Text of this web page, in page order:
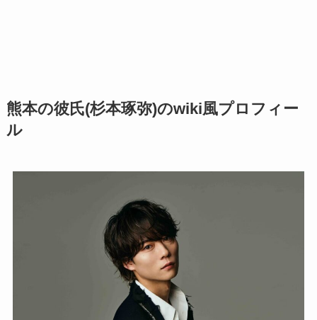
熊本の彼氏(杉本琢弥)のwiki風プロフィー
ル